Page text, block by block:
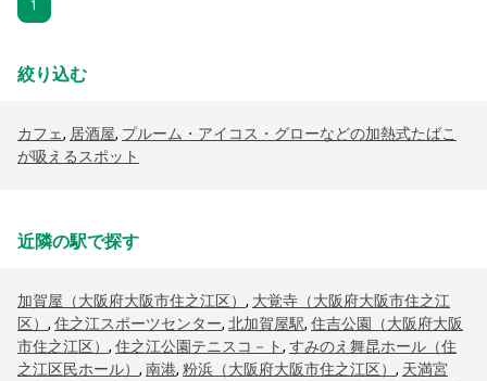
1
絞り込む
カフェ, 居酒屋, プルーム・アイコス・グローなどの加熱式たばこ
が吸えるスポット
近隣の駅で探す
加賀屋（大阪府大阪市住之江区） , 大覚寺（大阪府大阪市住之江
区） , 住之江スポーツセンター, 北加賀屋駅, 住吉公園（大阪府大阪
市住之江区） , 住之江公園テニスコ－ト, すみのえ舞昆ホール（住
之江区民ホール） , 南港, 粉浜（大阪府大阪市住之江区） , 天満宮